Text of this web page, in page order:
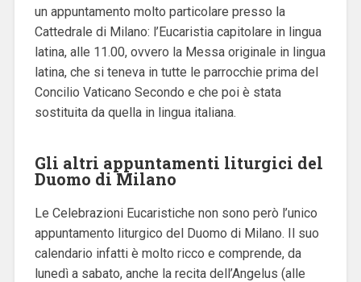
un appuntamento molto particolare presso la
Cattedrale di Milano: l’Eucaristia capitolare in lingua
latina, alle 11.00, ovvero la Messa originale in lingua
latina, che si teneva in tutte le parrocchie prima del
Concilio Vaticano Secondo e che poi è stata
sostituita da quella in lingua italiana.
Gli altri appuntamenti liturgici del
Duomo di Milano
Le Celebrazioni Eucaristiche non sono però l’unico
appuntamento liturgico del Duomo di Milano. Il suo
calendario infatti è molto ricco e comprende, da
lunedì a sabato, anche la recita dell’Angelus (alle